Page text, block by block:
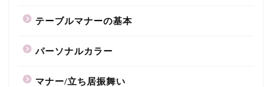
テーブルマナーの基本
パーソナルカラー
マナー/立ち居振舞い